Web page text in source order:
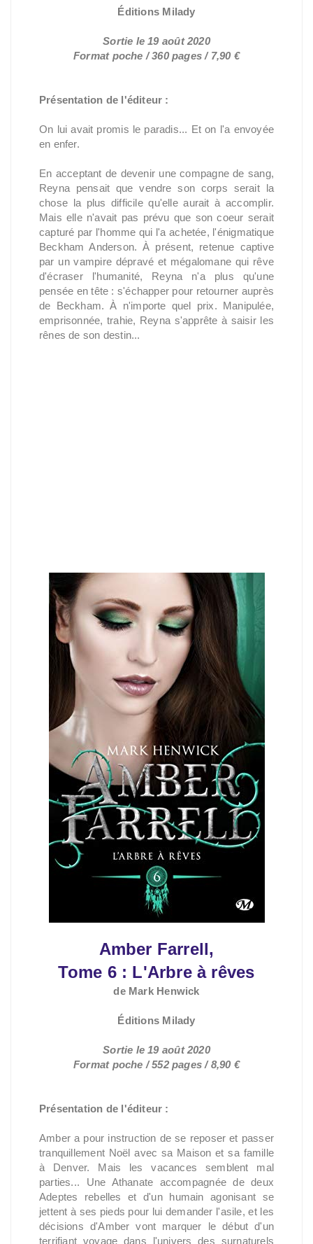
Éditions Milady
Sortie le 19 août 2020
Format poche / 360 pages / 7,90 €
Présentation de l'éditeur :
On lui avait promis le paradis... Et on l'a envoyée
en enfer.
En acceptant de devenir une compagne de sang,
Reyna pensait que vendre son corps serait la
chose la plus difficile qu'elle aurait à accomplir.
Mais elle n'avait pas prévu que son coeur serait
capturé par l'homme qui l'a achetée, l'énigmatique
Beckham Anderson. À présent, retenue captive
par un vampire dépravé et mégalomane qui rêve
d'écraser l'humanité, Reyna n'a plus qu'une
pensée en tête : s'échapper pour retourner auprès
de Beckham. À n'importe quel prix. Manipulée,
emprisonnée, trahie, Reyna s'apprête à saisir les
rênes de son destin...
Amber Farrell,
Tome 6 : L'Arbre à rêves
de Mark Henwick
Éditions Milady
Sortie le 19 août 2020
Format poche / 552 pages / 8,90 €
Présentation de l'éditeur :
Amber a pour instruction de se reposer et passer
tranquillement Noël avec sa Maison et sa famille
à Denver. Mais les vacances semblent mal
parties... Une Athanate accompagnée de deux
Adeptes rebelles et d'un humain agonisant se
jettent à ses pieds pour lui demander l'asile, et les
décisions d'Amber vont marquer le début d'un
terrifiant voyage dans l'univers des surnaturels